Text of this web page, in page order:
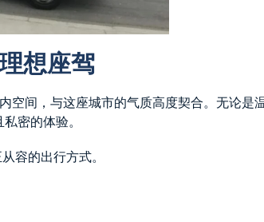
想座驾
空间，与这座城市的气质高度契合。无论是
密的体验。
容的出行方式。